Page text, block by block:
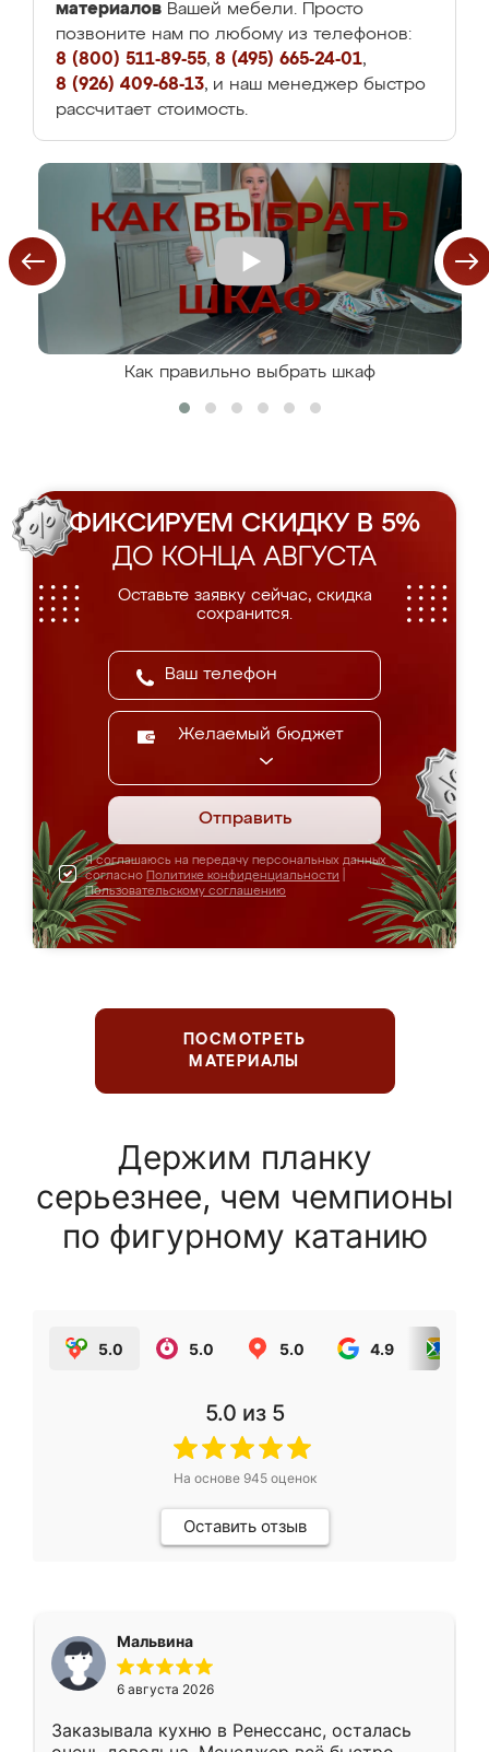
материалов Вашей мебели. Просто
позвоните нам по любому из телефонов:
8 (800) 511-89-55, 8 (495) 665-24-01,
8 (926) 409-68-13, и наш менеджер быстро
рассчитает стоимость.
Как правильно выбрать шкаф
ФИКСИРУЕМ СКИДКУ В 5%
ДО КОНЦА АВГУСТА
Оставьте заявку сейчас, скидка
сохранится.
Желаемый бюджет
Отправить
Я соглашаюсь на передачу персональных данных
согласно Политике конфиденциальности
Пользовательскому соглашению
ПОСМОТРЕТЬ
МАТЕРИАЛЫ
Держим планку
серьезнее, чем чемпионы
по фигурному катанию
5.0 5.0 5.0 4.9
5.0 из 5
На основе 945оценок
Оставить отзыв
Мальвина
6 августа 2026
Заказывала кухню в Ренессанс, осталась